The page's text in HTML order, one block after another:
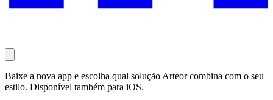
Baixe a nova app e escolha qual solução Arteor combina com o seu
estilo. Disponível também para iOS.